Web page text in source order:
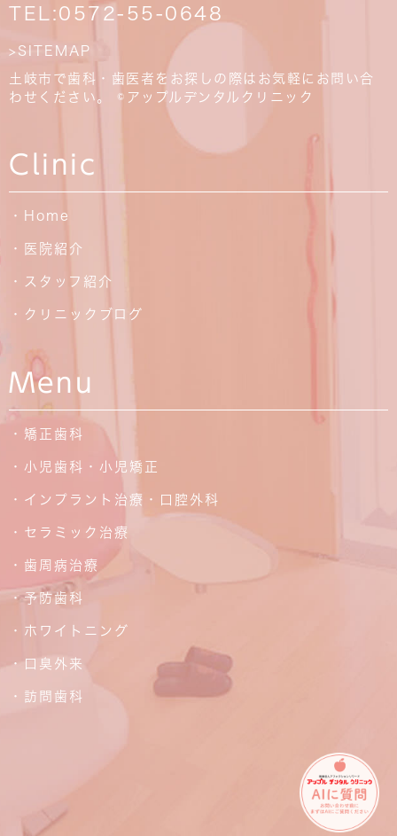
TEL:0572-55-0648
>SITEMAP
土岐市で歯科・歯医者をお探しの際はお気軽にお問い合
わせください。 ©アップルデンタルクリニック
Clinic
・Home
・医院紹介
・スタッフ紹介
・クリニックブログ
Menu
・矯正歯科
・小児歯科・小児矯正
・インプラント治療・口腔外科
・セラミック治療
・歯周病治療
・予防歯科
・ホワイトニング
・口臭外来
・訪問歯科